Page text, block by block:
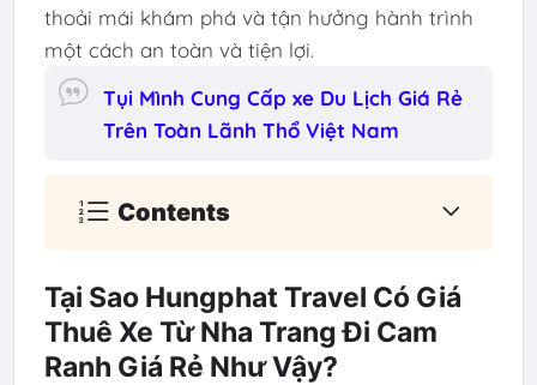
thoải mái khám phá và tận hưởng hành trình
một cách an toàn và tiện lợi.
Tụi Mình Cung Cấp xe Du Lịch Giá Rẻ
Trên Toàn Lãnh Thổ Việt Nam
Contents
Tại Sao Hungphat Travel Có Giá
Thuê Xe Từ Nha Trang Đi Cam
Ranh Giá Rẻ Như Vậy?